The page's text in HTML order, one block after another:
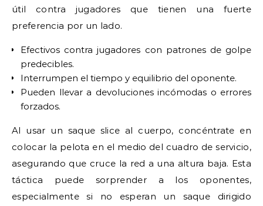
útil contra jugadores que tienen una fuerte
preferencia por un lado.
Efectivos contra jugadores con patrones de golpe
predecibles.
Interrumpen el tiempo y equilibrio del oponente.
Pueden llevar a devoluciones incómodas o errores
forzados.
Al usar un saque slice al cuerpo, concéntrate en
colocar la pelota en el medio del cuadro de servicio,
asegurando que cruce la red a una altura baja. Esta
táctica puede sorprender a los oponentes,
especialmente si no esperan un saque dirigido